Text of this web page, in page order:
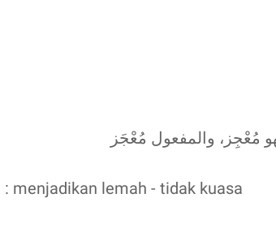
مُعْجِز، والمفعول مُعْجَز
أعجز : صيّره عاجِزًا : menjadikan lemah - tidak kuasa